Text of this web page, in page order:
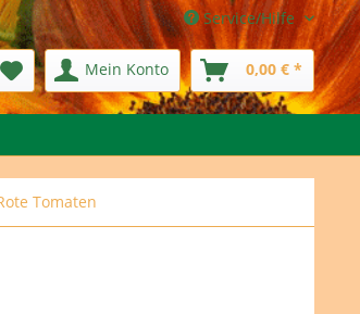
Service/Hilfe
Mein Konto 0,00 € *
Tomaten